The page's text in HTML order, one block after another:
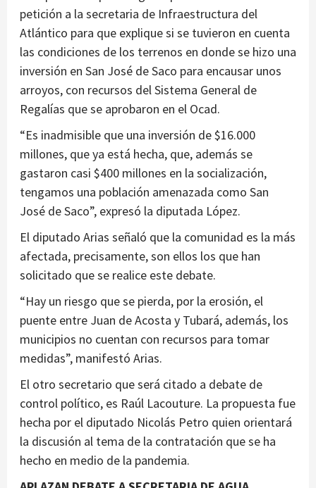
petición a la secretaria de Infraestructura del
Atlántico para que explique si se tuvieron en cuenta
las condiciones de los terrenos en donde se hizo una
inversión en San José de Saco para encausar unos
arroyos, con recursos del Sistema General de
Regalías que se aprobaron en el Ocad.
“Es inadmisible que una inversión de $16.000
millones, que ya está hecha, que, además se
gastaron casi $400 millones en la socialización,
tengamos una población amenazada como San
José de Saco”, expresó la diputada López.
El diputado Arias señaló que la comunidad es la más
afectada, precisamente, son ellos los que han
solicitado que se realice este debate.
“Hay un riesgo que se pierda, por la erosión, el
puente entre Juan de Acosta y Tubará, además, los
municipios no cuentan con recursos para tomar
medidas”, manifestó Arias.
El otro secretario que será citado a debate de
control político, es Raúl Lacouture. La propuesta fue
hecha por el diputado Nicolás Petro quien orientará
la discusión al tema de la contratación que se ha
hecho en medio de la pandemia.